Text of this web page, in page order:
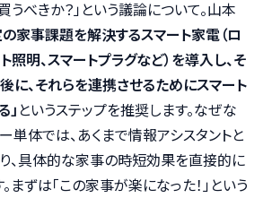
うべきか？」という議論について。山本
の家事課題を解決するスマート家電（ロ
照明、スマートプラグなど）を導入し、そ
に、それらを連携させるためにスマート
というステップを推奨します。なぜな
単体では、あくまで情報アシスタントと
、具体的な家事の時短効果を直接的に
まずは「この家事が楽になった！」という